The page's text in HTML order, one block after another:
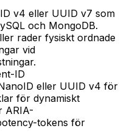
v4 eller UUID v7 som
och MongoDB.
rader fysiskt ordnade
vid
ID
eller UUID v4 för
för dynamiskt
ARIA-
tokens för